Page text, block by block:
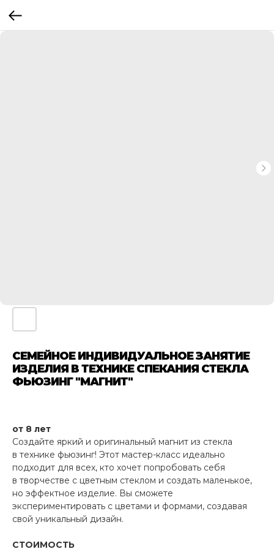
СЕМЕЙНОЕ ИНДИВИДУАЛЬНОЕ ЗАНЯТИЕ
ИЗДЕЛИЯ В ТЕХНИКЕ СПЕКАНИЯ СТЕКЛА
ФЬЮЗИНГ "МАГНИТ"
от 8 лет
Создайте яркий и оригинальный магнит из стекла
в технике фьюзинг! Этот мастер-класс идеально
подходит для всех, кто хочет попробовать себя
в творчестве с цветным стеклом и создать маленькое,
но эффектное изделие. Вы сможете
экспериментировать с цветами и формами, создавая
свой уникальный дизайн.
СТОИМОСТЬ